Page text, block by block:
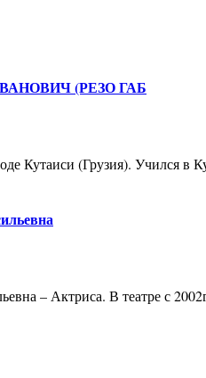
(РЕЗО ГАБ
Кутаиси (Грузия). Учился в
– Актриса. В театре с